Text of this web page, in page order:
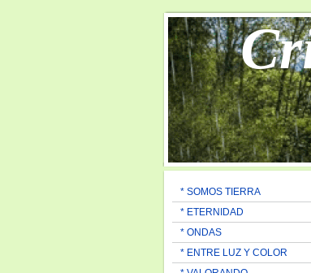
* SOMOS TIERRA
* ETERNIDAD
* ONDAS
* ENTRE LUZ Y COLOR